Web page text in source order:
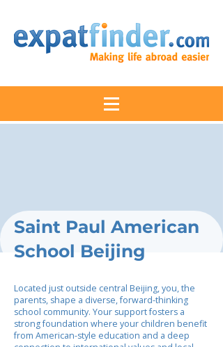
Saint Paul American
School Beijing
Located just outside central Beijing, you, the
parents, shape a diverse, forward-thinking
school community. Your support fosters a
strong foundation where your children benefit
from American-style education and a deep